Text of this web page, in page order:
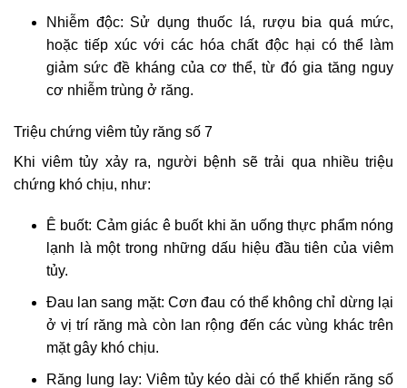
Nhiễm độc: Sử dụng thuốc lá, rượu bia quá mức,
hoặc tiếp xúc với các hóa chất độc hại có thể làm
giảm sức đề kháng của cơ thể, từ đó gia tăng nguy
cơ nhiễm trùng ở răng.
Triệu chứng viêm tủy răng số 7
Khi viêm tủy xảy ra, người bệnh sẽ trải qua nhiều triệu
chứng khó chịu, như:
Ê buốt: Cảm giác ê buốt khi ăn uống thực phẩm nóng
lạnh là một trong những dấu hiệu đầu tiên của viêm
tủy.
Đau lan sang mặt: Cơn đau có thể không chỉ dừng lại
ở vị trí răng mà còn lan rộng đến các vùng khác trên
mặt gây khó chịu.
Răng lung lay: Viêm tủy kéo dài có thể khiến răng số